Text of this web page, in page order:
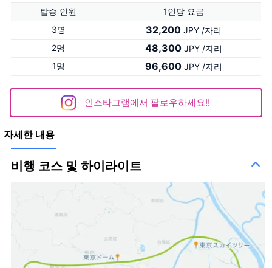
탑승 인원
1인당 요금
3명
32,200 JPY /자리
2명
48,300 JPY /자리
1명
96,600 JPY /자리
인스타그램에서 팔로우하세요!!
자세한 내용
비행 코스 및 하이라이트